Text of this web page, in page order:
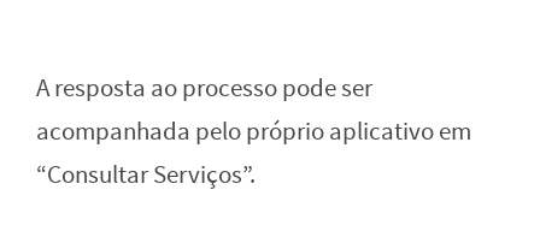
A resposta ao processo pode ser
acompanhada pelo próprio aplicativo em
“Consultar Serviços”.